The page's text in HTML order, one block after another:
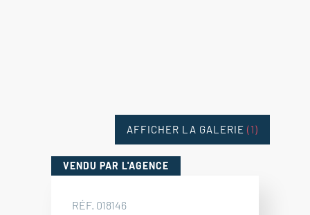
VENDU PAR L'AGENCE
RÉF. 018146
AFFICHER LA GALERIE (1)